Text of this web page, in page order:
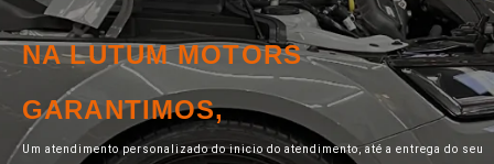
NA LUTUM MOTORS
GARANTIMOS,
Um atendimento personalizado do inicio do atendimento, até a entrega do seu